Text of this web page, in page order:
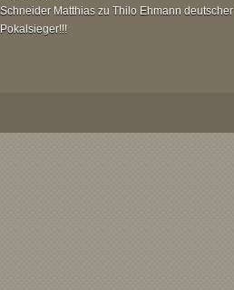
Schneider Matthias zu Thilo Ehmann deutscher
Pokalsieger!!!